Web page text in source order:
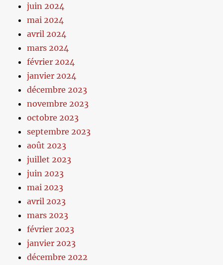
juin 2024
mai 2024
avril 2024
mars 2024
février 2024
janvier 2024
décembre 2023
novembre 2023
octobre 2023
septembre 2023
août 2023
juillet 2023
juin 2023
mai 2023
avril 2023
mars 2023
février 2023
janvier 2023
décembre 2022